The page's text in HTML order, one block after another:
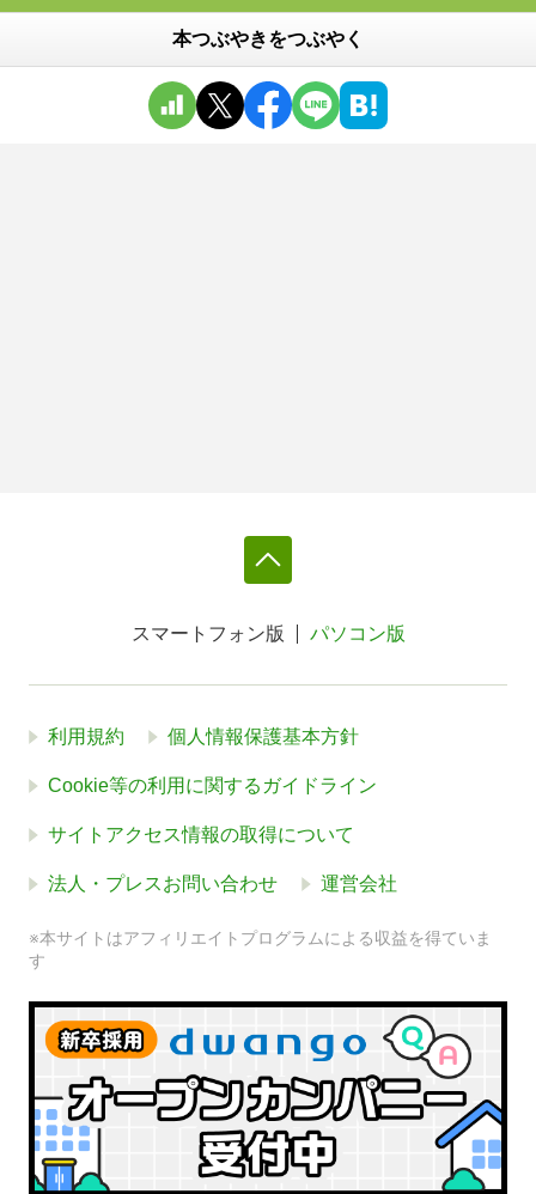
本つぶやきをつぶやく
スマートフォン版 パソコン版
利用規約 個人情報保護基本方針
Cookie等の利用に関するガイドライン
サイトアクセス情報の取得について
法人・プレスお問い合わせ 運営会社
※本サイトはアフィリエイトプログラムによる収益を得ていま
す